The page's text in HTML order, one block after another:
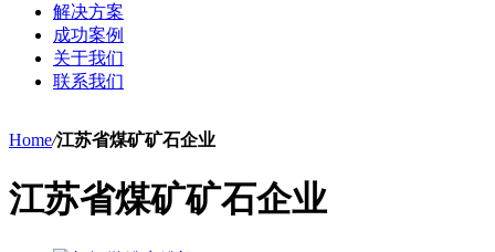
解决方案
成功案例
关于我们
联系我们
Home/江苏省煤矿矿石企业
江苏省煤矿矿石企业